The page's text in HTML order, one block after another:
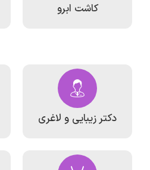
کاشت ابرو
دکتر زیبایی و لاغری